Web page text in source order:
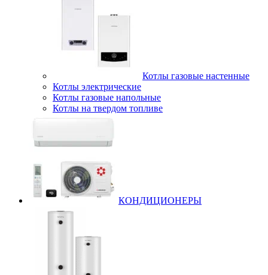
Котлы газовые настенные
Котлы электрические
Котлы газовые напольные
Котлы на твердом топливе
КОНДИЦИОНЕРЫ